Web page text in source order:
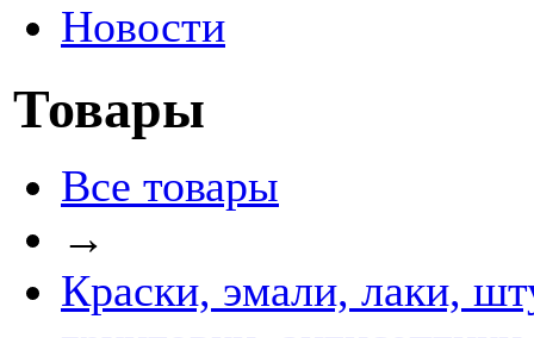
Новости
Товары
Все товары
→
Краски, эмали, лаки,